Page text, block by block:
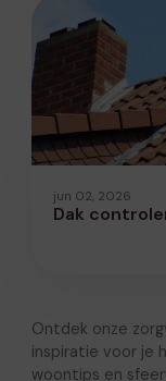
jun 02, 2026
Dak
Ontdek onze
inspiratie voor je
woontips en